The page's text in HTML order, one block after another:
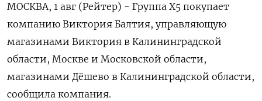
МОСКВА, 1 авг (Рейтер) - Группа X5 покупает
компанию Виктория Балтия, управляющую
магазинами Виктория в Калининградской
области, Москве и Московской области,
магазинами Дёшево в Калининградской области,
сообщила компания.